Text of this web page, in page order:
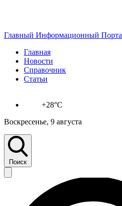
Главный Информационный
Главная
Новости
Справочник
Статьи
+28°C
Воскресенье, 9 августа
Поиск